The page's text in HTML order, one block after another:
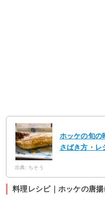
ホッケの旬の
さばき方・レ
出典: ちそう
料理レシピ｜ホッケの唐